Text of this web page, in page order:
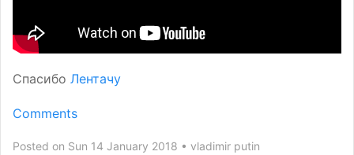
Спасибо Лентачу
Comments
Posted on Sun 14 January 2018 vladimir putin